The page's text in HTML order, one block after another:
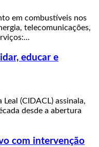
em combustíveis nos
telecomunicações,
educar e
(CIDACL) assinala,
desde a abertura
com intervenção